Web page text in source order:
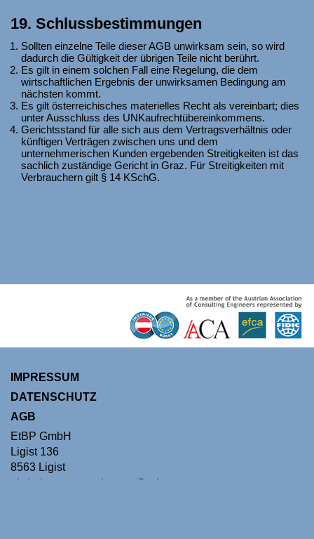
19. Schlussbestimmungen
Sollten einzelne Teile dieser AGB unwirksam sein, so wird
dadurch die Gültigkeit der übrigen Teile nicht berührt.
Es gilt in einem solchen Fall eine Regelung, die dem
wirtschaftlichen Ergebnis der unwirksamen Bedingung am
nächsten kommt.
Es gilt österreichisches materielles Recht als vereinbart; dies
unter Ausschluss des UNKaufrechtübereinkommens.
Gerichtsstand für alle sich aus dem Vertragsverhältnis oder
künftigen Verträgen zwischen uns und dem
unternehmerischen Kunden ergebenden Streitigkeiten ist das
sachlich zuständige Gericht in Graz. Für Streitigkeiten mit
Verbrauchern gilt § 14 KSchG.
IMPRESSUM
DATENSCHUTZ
AGB
EtBP GmbH
Ligist 136
8563 Ligist
christian.gressenberger@etbp.at